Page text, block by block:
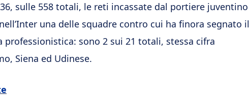
sulle 558 totali, le reti incassate dal portiere juventino
una delle squadre contro cui ha finora segnato il
sono 2 sui 21 totali, stessa cifra
Siena ed Udinese.